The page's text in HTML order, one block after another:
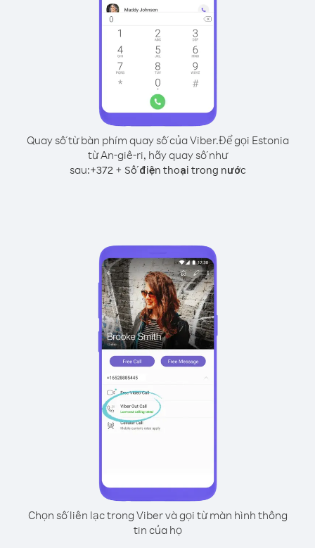
Quay số từ bàn phím quay số của Viber.Để gọi Estonia
từ An-giê-ri, hãy quay số như
sau:+372+ Số điện thoại trong nước
Chọn số liên lạc trong Viber và gọi từ màn hình thông
tin của họ